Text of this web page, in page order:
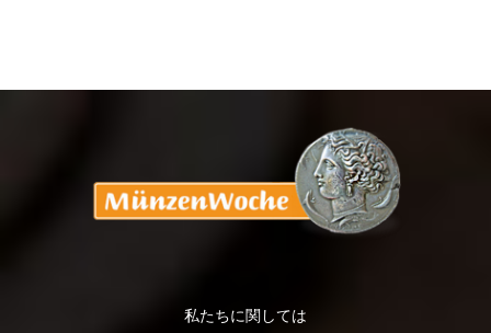
私たちに関しては